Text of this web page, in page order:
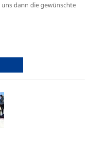
dann die gewünschte